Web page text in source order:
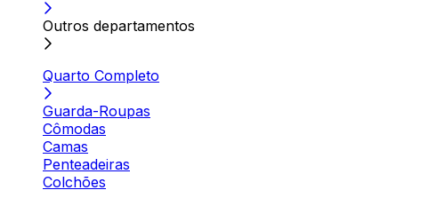
Outros departamentos
Quarto Completo
Guarda-Roupas
Cômodas
Camas
Penteadeiras
Colchões